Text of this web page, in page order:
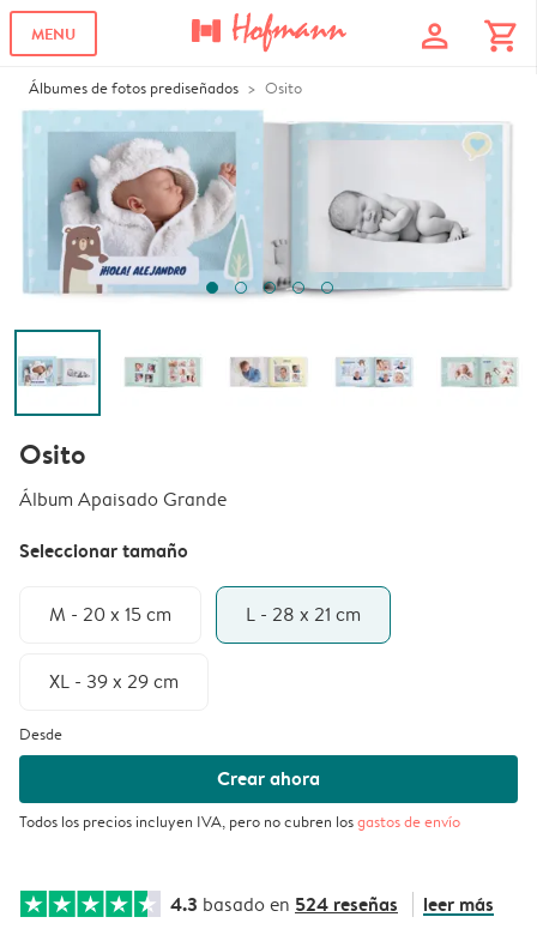
MENU profile shopping_cart
Álbumes de fotos prediseñados Osito
Osito
Álbum Apaisado Grande
Seleccionar tamaño
M - 20 x 15 cm L - 28 x 21 cm
XL - 39 x 29 cm
Desde
Crear ahora
Todos los precios incluyen IVA, pero no cubren losgastos de envío
4.3 basado en 524 reseñas leer más